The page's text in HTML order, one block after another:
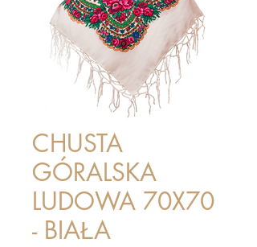
CHUSTA
GÓRALSKA
LUDOWA 70X70
- BIAŁA